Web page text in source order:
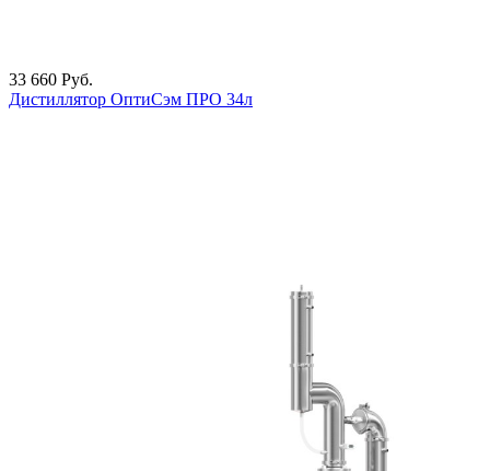
33 660 Руб.
Дистиллятор ОптиСэм ПРО 34л